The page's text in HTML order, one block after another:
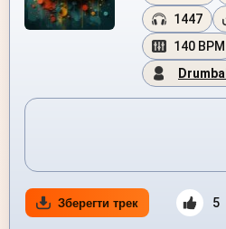
1447
140 BPM
Drumball
Зберегти трек 5